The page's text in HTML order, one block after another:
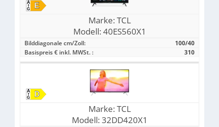
Marke: TCL
Modell: 40ES560X1
Bilddiagonale cm/Zoll:
100/40
Basispreis € inkl. MWSt. :
310
Marke: TCL
Modell: 32DD420X1